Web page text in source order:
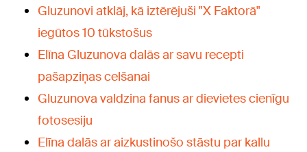
Gluzunovi atklāj, kā iztērējuši "X Faktorā"
iegūtos 10 tūkstošus
Elīna Gluzunova dalās ar savu recepti
pašapziņas celšanai
Gluzunova valdzina fanus ar dievietes cienīgu
fotosesiju
Elīna dalās ar aizkustinošo stāstu par kallu